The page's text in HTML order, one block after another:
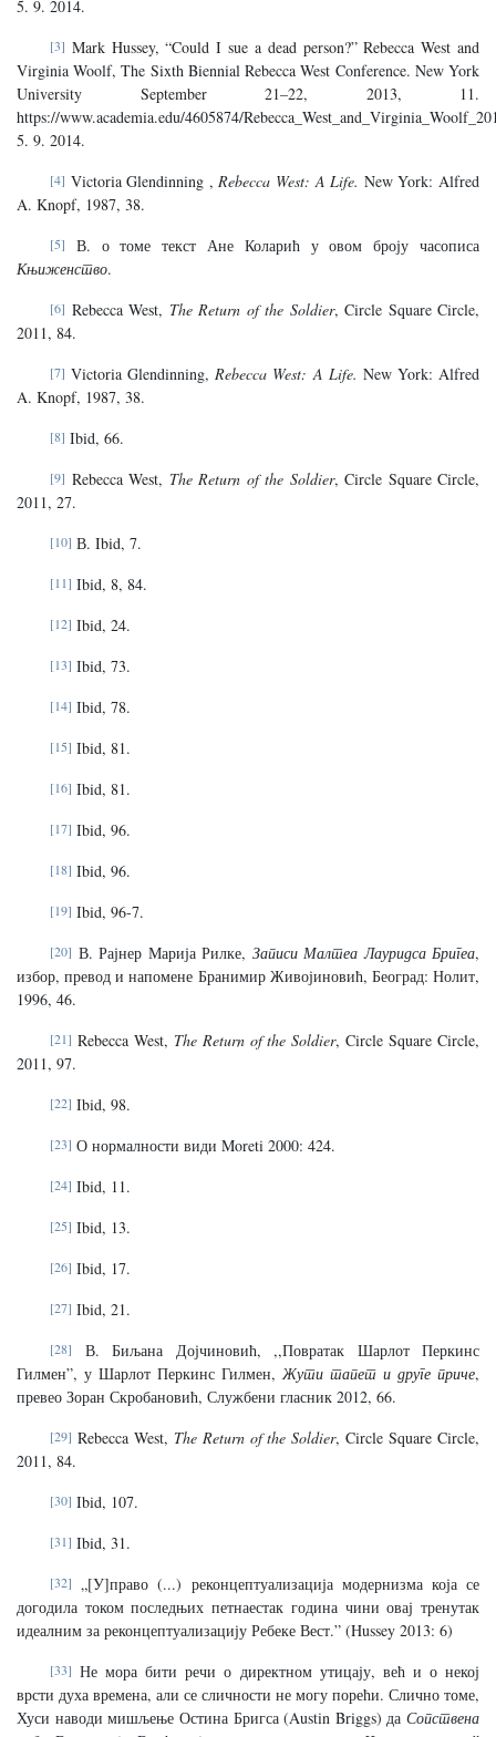
5. 9. 2014.
[3] Mark Hussey, “Could I sue a dead person?” Rebecca West and
Virginia Woolf, The Sixth Biennial Rebecca West Conference. New York
University September 21–22, 2013, 11.
https://www.academia.edu/4605874/
5. 9. 2014.
[4] Victoria Glendinning , Rebecca West: A Life. New York: Alfred
A. Knopf, 1987, 38.
[5]
В. о томе текст Ане Коларић у овом броју часописа
Књиженство.
[6] Rebecca West, The Return of the Soldier, Circle Square Circle,
2011, 84.
[7] Victoria Glendinning, Rebecca West: A Life. New York: Alfred
A. Knopf, 1987, 38.
[8] Ibid, 66.
[9] Rebecca West, The Return of the Soldier, Circle Square Circle,
2011, 27.
[10] В. Ibid, 7.
[11] Ibid, 8, 84.
[12] Ibid, 24.
[13] Ibid, 73.
[14] Ibid, 78.
[15] Ibid, 81.
[16] Ibid, 81.
[17] Ibid, 96.
[18] Ibid, 96.
[19] Ibid, 96-7.
[20] В. Рајнер Марија Рилке, Записи Малтеа Лауридса Бригеа,
избор, превод и напомене Бранимир Живојиновић, Београд: Нолит,
1996, 46.
[21] Rebecca West, The Return of the Soldier, Circle Square Circle,
2011, 97.
[22] Ibid, 98.
[23] О нормалности види Moreti 2000: 424.
[24] Ibid, 11.
[25] Ibid, 13.
[26] Ibid, 17.
[27] Ibid, 21.
[28]
В. Биљана Дојчиновић, ,,Повратак Шарлот Перкинс
Гилмен”, у Шарлот Перкинс Гилмен, Жути тапет и друге приче,
превео Зоран Скробановић, Службени гласник 2012, 66.
[29] Rebecca West, The Return of the Soldier, Circle Square Circle,
2011, 84.
[30] Ibid, 107.
[31] Ibid, 31.
[32]
„[У]право (...) реконцептуализација модернизма која се
догодила током последњих петнаестак година чини овај тренутак
идеалним за реконцептуализацију Ребеке Вест.” (Hussey 2013: 6)
[33] Не мора бити речи о директном утицају, већ и о некој
врсти духа времена, али се сличности не могу порећи. Слично томе,
Хуси наводи мишљење Остина Бригса (Austin Briggs) да Сопствена